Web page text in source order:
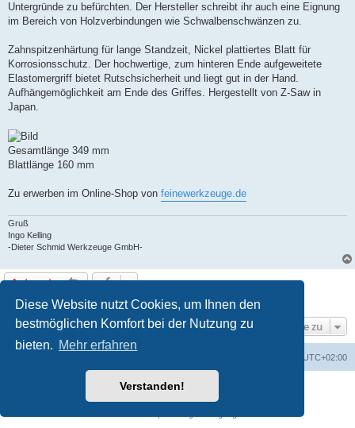
Diese Website nutzt Cookies, um Ihnen den
bestmöglichen Komfort bei der Nutzung zu
bieten. Mehr erfahren
Verstanden!
Untergründe zu befürchten. Der Hersteller schreibt ihr auch eine Eignung
im Bereich von Holzverbindungen wie Schwalbenschwänzen zu.
Zahnspitzenhärtung für lange Standzeit, Nickel plattiertes Blatt für
Korrosionsschutz. Der hochwertige, zum hinteren Ende aufgeweitete
Elastomergriff bietet Rutschsicherheit und liegt gut in der Hand.
Aufhängemöglichkeit am Ende des Griffes. Hergestellt von Z-Saw in
Japan.
Gesamtlänge 349 mm
Blattlänge 160 mm
Zu erwerben im Online-Shop von feinewerkzeuge.de
Gruß
Ingo Kelling
-Dieter Schmid Werkzeuge GmbH-
Antworten
1 Beitrag • Seite1von1
Gehe zu
UTC+02:00
Powered byphpBB® Forum Software © phpBB Limited
Deutsche Übersetzung durchphpBB.de